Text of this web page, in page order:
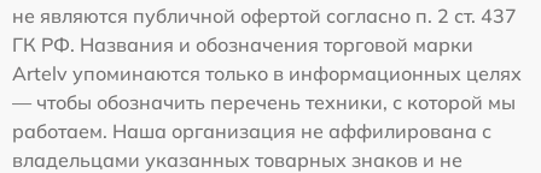
не являются публичной офертой согласно п. 2 ст. 437
ГК РФ. Названия и обозначения торговой марки
Artelv упоминаются только в информационных целях
— чтобы обозначить перечень техники, с которой мы
работаем. Наша организация не аффилирована с
владельцами указанных товарных знаков и не